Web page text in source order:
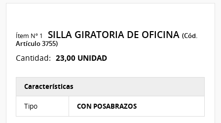
Ítem Nº 1 SILLA GIRATORIA DE OFICINA(Cód.
Artículo 3755)
Cantidad: 23,00 UNIDAD
Características
Tipo CON POSABRAZOS